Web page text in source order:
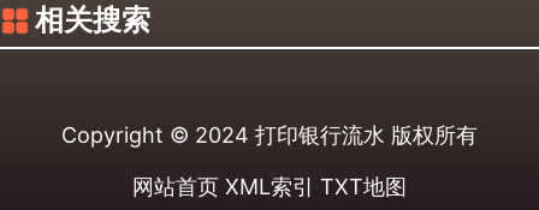
相关搜索
Copyright © 2024 打印银行流水 版权所有
网站首页 XML索引 TXT地图